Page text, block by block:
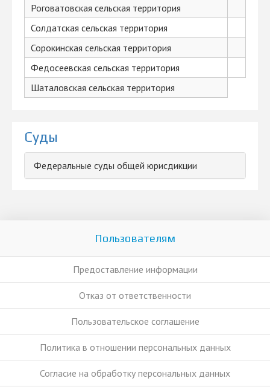
Роговатовская сельская территория
Солдатская сельская территория
Сорокинская сельская территория
Федосеевская сельская территория
Шаталовская сельская территория
Суды
Федеральные суды общей юрисдикции
Пользователям
Предоставление информации
Отказ от ответственности
Пользовательское соглашение
Политика в отношении персональных данных
Согласие на обработку персональных данных